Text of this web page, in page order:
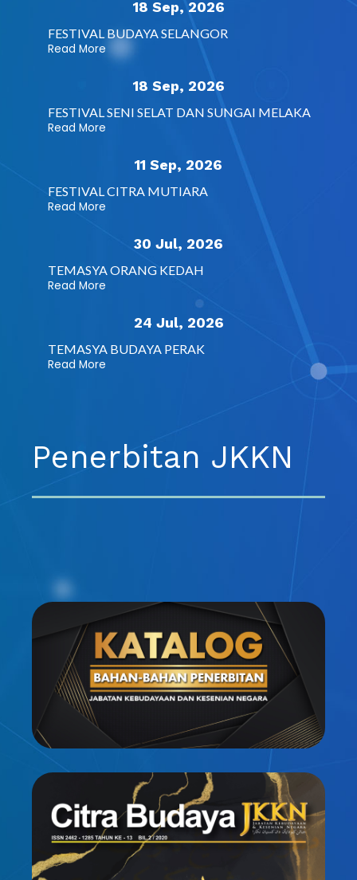
18 Sep, 2026
FESTIVAL BUDAYA SELANGOR
Read More
18 Sep, 2026
FESTIVAL SENI SELAT DAN SUNGAI MELAKA
Read More
11 Sep, 2026
FESTIVAL CITRA MUTIARA
Read More
30 Jul, 2026
TEMASYA ORANG KEDAH
Read More
24 Jul, 2026
TEMASYA BUDAYA PERAK
Read More
Penerbitan JKKN